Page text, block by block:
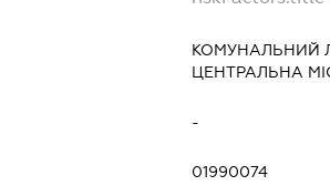
КОМУНАЛЬНИЙ
ЦЕНТРАЛЬНА
-
01990074